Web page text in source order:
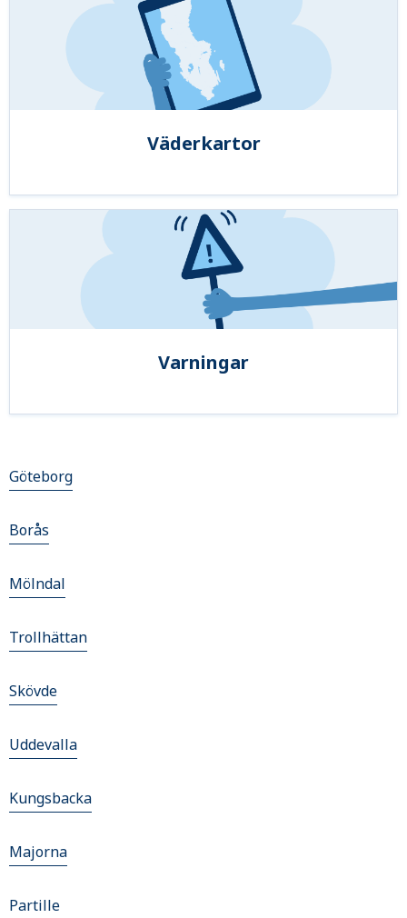
Väderkartor
Varningar
Göteborg
Borås
Mölndal
Trollhättan
Skövde
Uddevalla
Kungsbacka
Majorna
Partille